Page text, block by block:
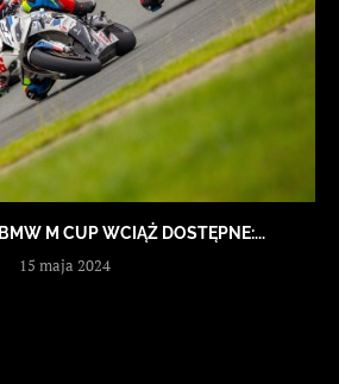
M CUP WCIĄŻ DOSTĘPNE:...
15 maja 2024